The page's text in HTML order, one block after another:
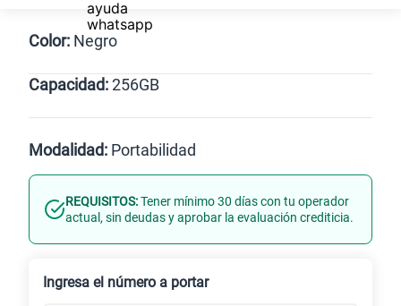
Color: Negro
Negro
Capacidad:256GB
256GB
Modalidad: Portabilidad
Línea Nueva Portabilidad
REQUISITOS:Tener mínimo 30 días con tu operador
actual, sin deudas y aprobar la evaluación crediticia.
Ingresa el número a portar